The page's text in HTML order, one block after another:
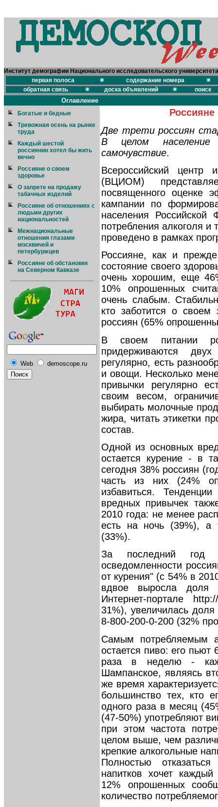
Институт демографии Национального исследовательского
первая полоса
содержание номера
обратная связь
доска объявлений поиск
Оглавление
Богатые и бедные
Тревожная осень на рынке
труда
Каждый шестой
россиянин хотел бы жить
вечно
Россияне о своем
здоровье
О запрете на продажу
табачных изделий
Россияне об отношениях с
людьми других
национальностей
Межнациональные
отношения глазами
москвичей и
петербуржцев
Россияне об обстановке
на Северном Кавказе
Web demoscope.ru
Две трети россиян
В целом население
самочувствие.
Всероссийский центр
(ВЦИОМ)
посвященного оценке
кампании по
населения Российской
потребления алкоголя и
проведено в рамках
Россияне, как и
состояние своего
очень хорошим, еще
10% опрошенных
очень слабым.
кто заботится о
россиян (65%
В своем питании
придерживаются
регулярно, есть
и овощи. Несколько
привычки регулярно
своим весом,
выбирать молочные
жира, читать этикетки
состав.
Одной из основных
остается курение - в
сегодня 38% россиян
часть из них (24%
избавиться.
вредных привычек
2010 года: не менее
есть на ночь (39%), а
(33%).
За последний год
осведомленности
от курения" (с 54% в
вдвое выросла доля
Интернет-портале
31%), увеличилась
8-800-200-0-200 (32%
Самым потребляемым
остается пиво: его
раза в неделю -
Шампанское, являясь
же время
большинство тех, кто
одного раза в месяц
(47-50%) употребляют
при этом частота
целом выше, чем
крепкие алкогольные
Полностью
напитков хочет
12% опрошенных
количество